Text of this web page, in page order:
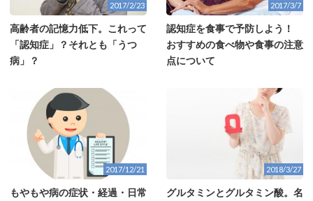
2017/2/23
高齢者の記憶力低下。これって
「認知症」？それとも「うつ
病」？
2017/3/7
認知症を食事で予防しよう！
おすすめの食べ物や食事の注意
点について
2017/12/21
もやもや病の症状・経過・日常
2018/3/27
グルタミンとグルタミン酸。名